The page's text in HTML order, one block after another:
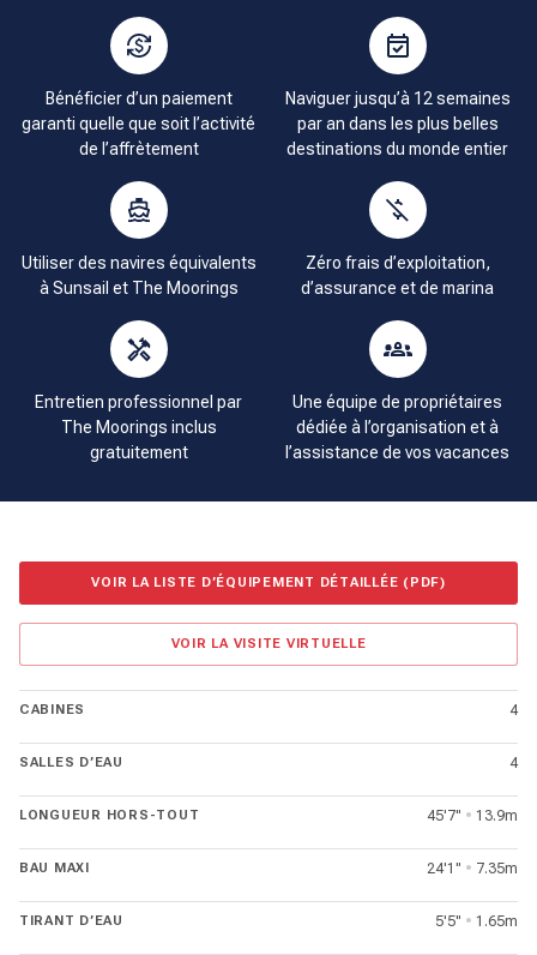
Bénéficier d’un paiement
garanti quelle que soit l’activité
de l’affrètement
Naviguer jusqu’à 12 semaines
par an dans les plus belles
destinations du monde entier
Utiliser des navires équivalents
à Sunsail et The Moorings
Zéro frais d’exploitation,
d’assurance et de marina
Entretien professionnel par
The Moorings inclus
gratuitement
Une équipe de propriétaires
dédiée à l’organisation et à
l’assistance de vos vacances
VOIR LA LISTE D’ÉQUIPEMENT DÉTAILLÉE (PDF)
VOIR LA VISITE VIRTUELLE
CABINES 4
SALLES D’EAU 4
LONGUEUR HORS-TOUT 45'7" • 13.9m
BAU MAXI 24'1" • 7.35m
TIRANT D’EAU 5'5" • 1.65m